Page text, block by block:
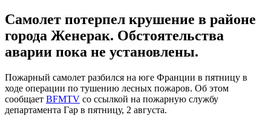
Самолет потерпел крушение в районе
города Женерак. Обстоятельства
аварии пока не установлены.
Пожарный самолет разбился на юге Франции в пятницу в
ходе операции по тушению лесных пожаров. Об этом
сообщает BFMTV со ссылкой на пожарную службу
департамента Гар в пятницу, 2 августа.